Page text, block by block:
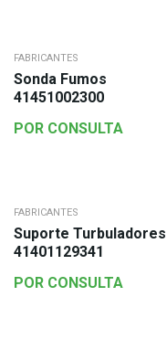
FABRICANTES
Sonda Fumos
41451002300
POR CONSULTA
FABRICANTES
Suporte Turbuladores
41401129341
POR CONSULTA